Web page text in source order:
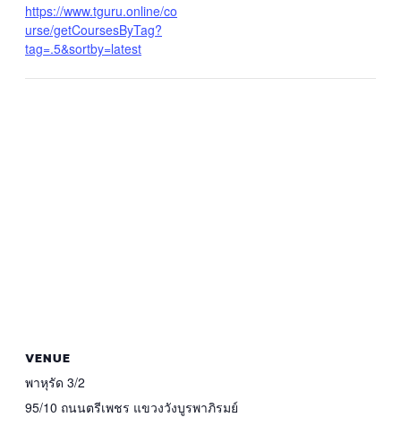
https://www.tguru.online/co
urse/getCoursesByTag?
tag=.5&sortby=latest
VENUE
พาหุรัด 3/2
95/10 ถนนตรีเพชร แขวงวังบูรพาภิรมย์